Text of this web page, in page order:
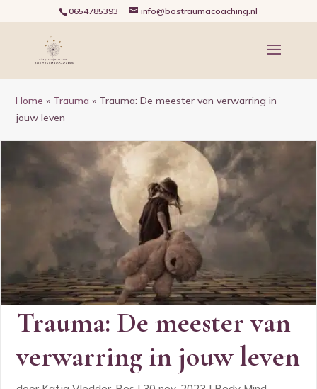
0654785393 info@bostraumacoaching.nl
Home » Trauma » Trauma: De meester van verwarring in
jouw leven
Trauma: De meester van
verwarring in jouw leven